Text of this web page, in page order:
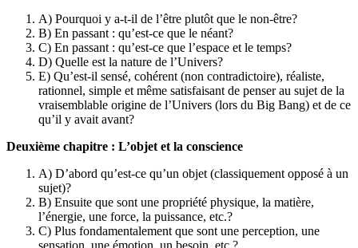
A) Pourquoi y a-t-il de l’être plutôt que le non-être?
B) En passant : qu’est-ce que le néant?
C) En passant : qu’est-ce que l’espace et le temps?
D) Quelle est la nature de l’Univers?
E) Qu’est-il sensé, cohérent (non contradictoire), réaliste,
rationnel, simple et même satisfaisant de penser au sujet de la
vraisemblable origine de l’Univers (lors du Big Bang) et de ce
qu’il y avait avant?
Deuxième chapitre : L’objet et la conscience
A) D’abord qu’est-ce qu’un objet (classiquement opposé à un
sujet)?
B) Ensuite que sont une propriété physique, la matière,
l’énergie, une force, la puissance, etc.?
C) Plus fondamentalement que sont une perception, une
sensation, une émotion, un besoin, etc.?